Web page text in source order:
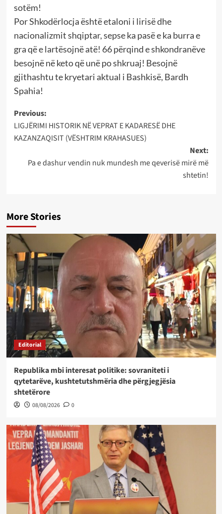
sotëm!
Por Shkodërlocja është etaloni i lirisë dhe
nacionalizmit shqiptar, sepse ka pasë e ka burra e
gra që e lartësojnë atë! 66 përqind e shkondranëve
besojnë në keto që unë po shkruaj! Besojnë
gjithashtu te kryetari aktual i Bashkisë, Bardh
Spahia!
Post
navigation
Previous:
LIGJËRIMI HISTORIK NË VEPRAT E KADARESË DHE
KAZANZAQISIT (VËSHTRIM KRAHASUES)
Next:
Pa e dashur vendin nuk mundesh me qeverisë mirë më
shtetin!
More Stories
Editorial
Republika mbi interesat politike: sovraniteti i
qytetarëve, kushtetutshmëria dhe përgjegjësia
shtetërore
08/08/2026 0